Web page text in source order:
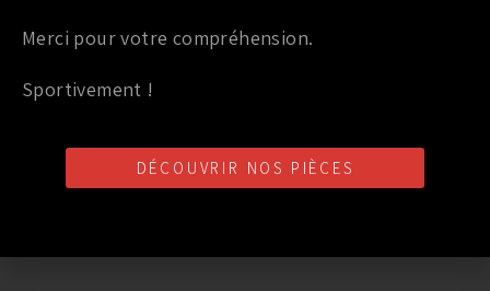
PROMO !
Silent bloc renforcé et pièces OEM
279,00€ TTC
Merci pour votre compréhension.
Sportivement !
DÉCOUVRIR NOS PIÈCES